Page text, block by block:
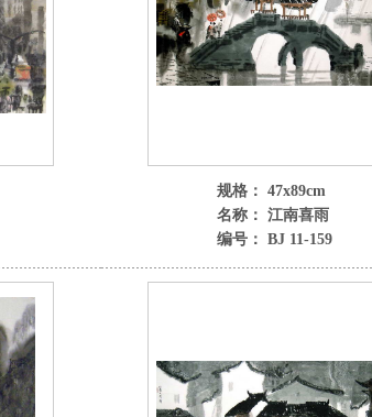
规格： 47x89cm
名称： 江南喜雨
编号： BJ 11-159